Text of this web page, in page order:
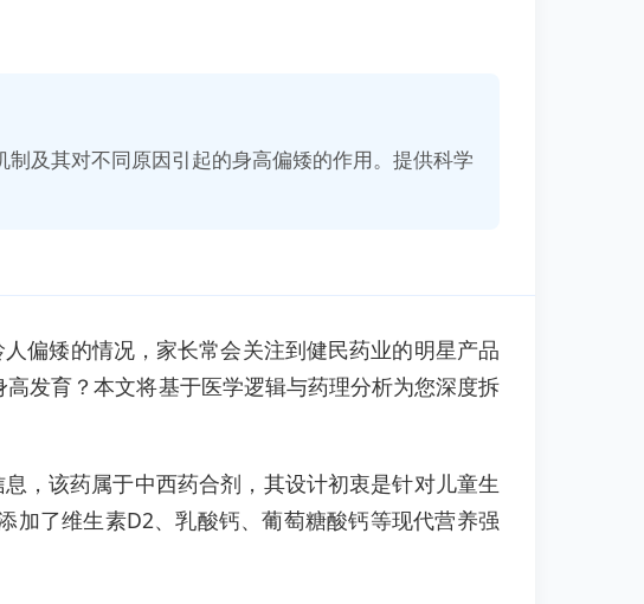
及其对不同原因引起的身高偏矮的作用。提供科学
偏矮的情况，家长常会关注到健民药业的明星产品
发育？本文将基于医学逻辑与药理分析为您深度拆
，该药属于中西药合剂，其设计初衷是针对儿童生
加了维生素D2、乳酸钙、葡萄糖酸钙等现代营养强